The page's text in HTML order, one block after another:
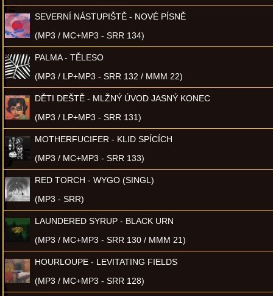
SEVERNÍ NÁSTUPIŠTĚ - NOVÉ PÍSNĚ
(MP3 / MC+MP3 - SRR 134)
PALMA - TĚLESO
(MP3 / LP+MP3 - SRR 132 / MMM 22)
DĚTI DEŠTĚ - MLŽNÝ ÚVOD JASNÝ KONEC
(MP3 / LP+MP3 - SRR 131)
MOTHERFUCIFER - KLID SPÍCÍCH
(MP3 / MC+MP3 - SRR 133)
RED TORCH - WYGO (SINGL)
(MP3 - SRR)
LAUNDERED SYRUP - BLACK URN
(MP3 / MC+MP3 - SRR 130 / MMM 21)
HOURLOUPE - LEVITATING FIELDS
(MP3 / MC+MP3 - SRR 128)